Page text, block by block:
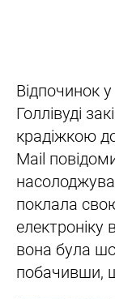
Відпочинок
Голлівуді
крадіжкою
Mail
поклала
електроніку
вона була
побачивши,